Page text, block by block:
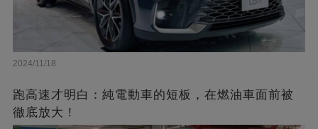
2024/11/18
跑高速才明白：純電動車的短板，在燃油車面前被
徹底放大！